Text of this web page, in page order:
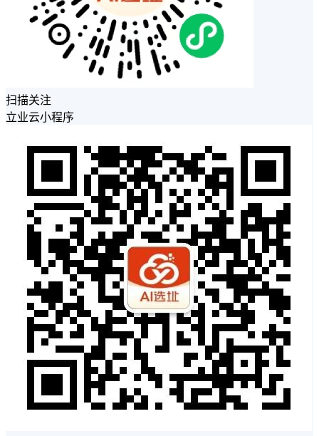
扫描关注
立业云小程序